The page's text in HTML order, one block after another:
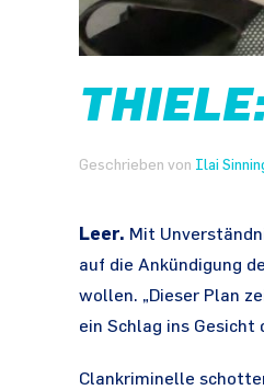
Geschrieben von Ilai
Leer. Mit
auf die Ankündigung
wollen. „Dieser Plan
ein Schlag ins
Clankriminelle